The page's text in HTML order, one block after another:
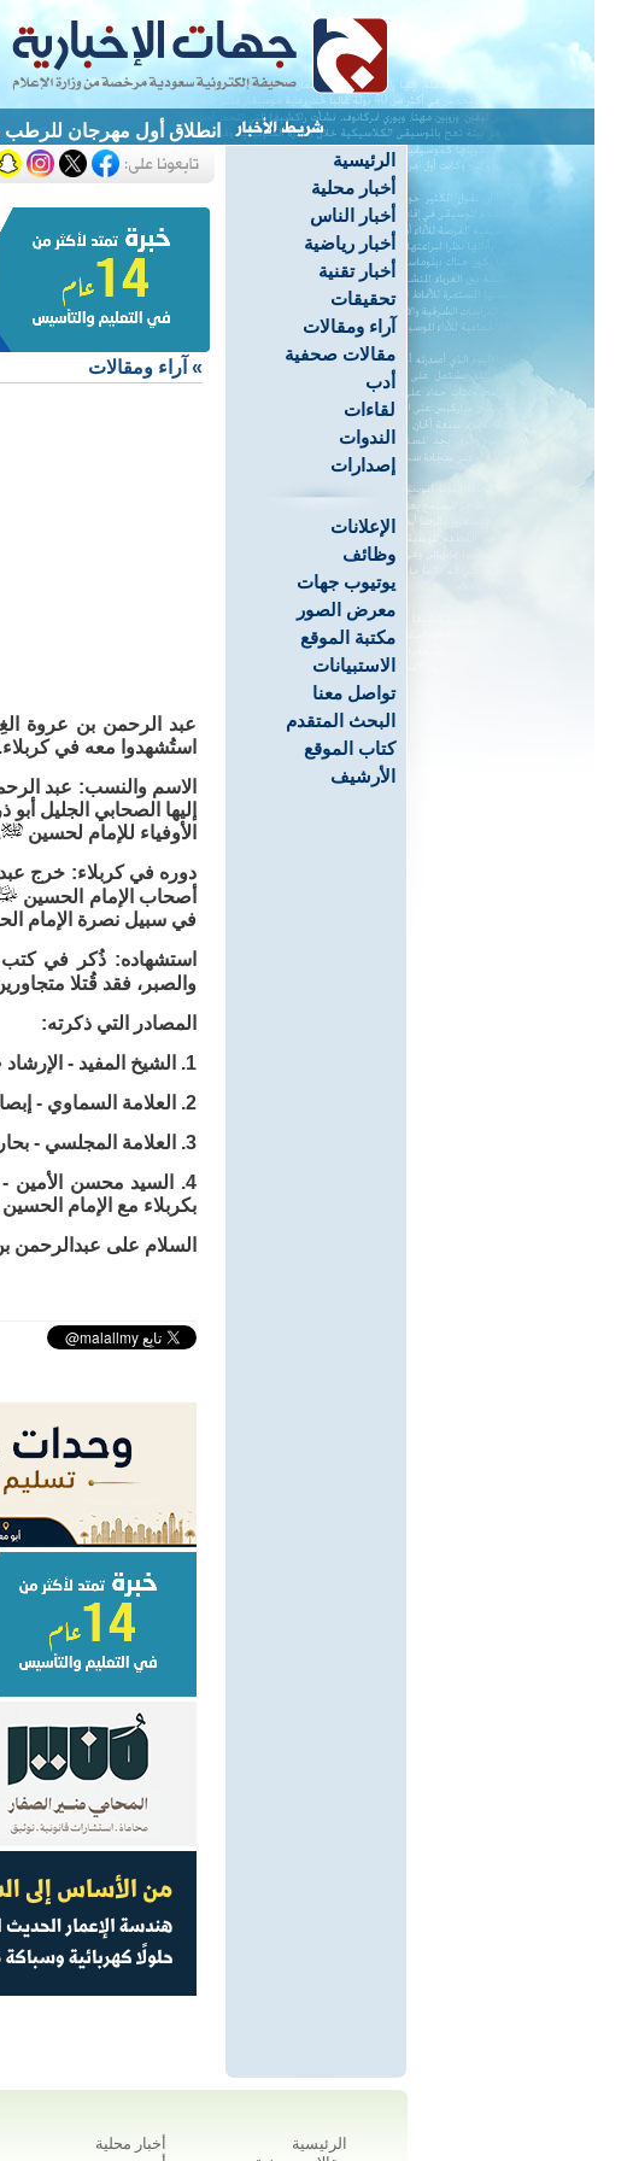
انطلاق أول مهرجان للرطب
الرئيسية
أخبار محلية
أخبار الناس
أخبار رياضية
أخبار تقنية
تحقيقات
آراء ومقالات
مقالات صحفية
أدب
لقاءات
الندوات
إصدارات
الإعلانات
وظائف
يوتيوب جهات
معرض الصور
مكتبة الموقع
الاستبيانات
تواصل معنا
البحث المتقدم
كتاب الموقع
الأرشيف
» آراء ومقالات
عبد الرحمن بن عروة
استُشهدوا معه في كربلاء.
الاسم والنسب: عبد
إليها الصحابي الجليل
الأوفياء للإمام لحسين
دوره في كربلاء: خرج
أصحاب الإمام الحسين
في سبيل نصرة الإمام
استشهاده: ذُكر في كتب
والصبر، فقد قُتلا
المصادر التي ذكرته:
1. الشيخ المفيد - الإرشاد «ج 2، ص 109»: عدّ عبد الرحمن بن عروة الغفاري من شهداء الطف.
2. العلامة السماوي - إبصار العين في أنصار الحسين «ص 111»: ذكره مع أخيه عبد الله بن عروة بن حراق الغفاري.
3. العلامة المجلسي - بحار الأنوار «ج 45، ص 20»: أشار إلى وجوده ضمن أصحاب الإمام الحسين
بكربلاء مع الإمام الحسين
السلام على عبدالرحمن
الرئيسية أخبار محلية